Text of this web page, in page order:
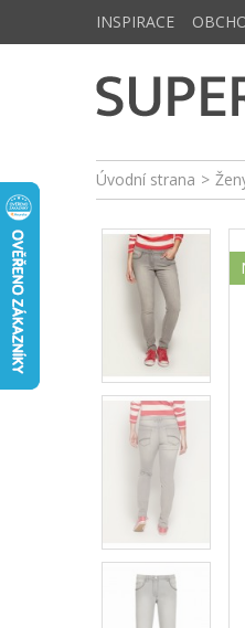
Úvodní strana >
INSPIRACE